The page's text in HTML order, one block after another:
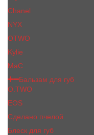
Chanel
NYX
OTWO
Kylie
МаС
Бальзам для губ
O.TWO
EOS
Сделано пчелой
Блеск для губ